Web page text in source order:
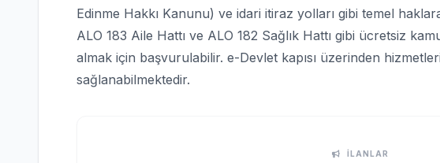
Edinme Hakkı Kanunu) ve idari itiraz yolları gibi temel
ALO 183 Aile Hattı ve ALO 182 Sağlık Hattı gibi ücretsiz
almak için başvurulabilir. e-Devlet kapısı üzerinden
sağlanabilmektedir.
İLANLAR